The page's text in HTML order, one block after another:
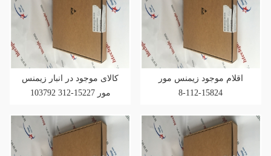
کالای موجود در انبار زیمنس
مور 15227-312 103792
اقلام موجود زیمنس مور
15824-112-8